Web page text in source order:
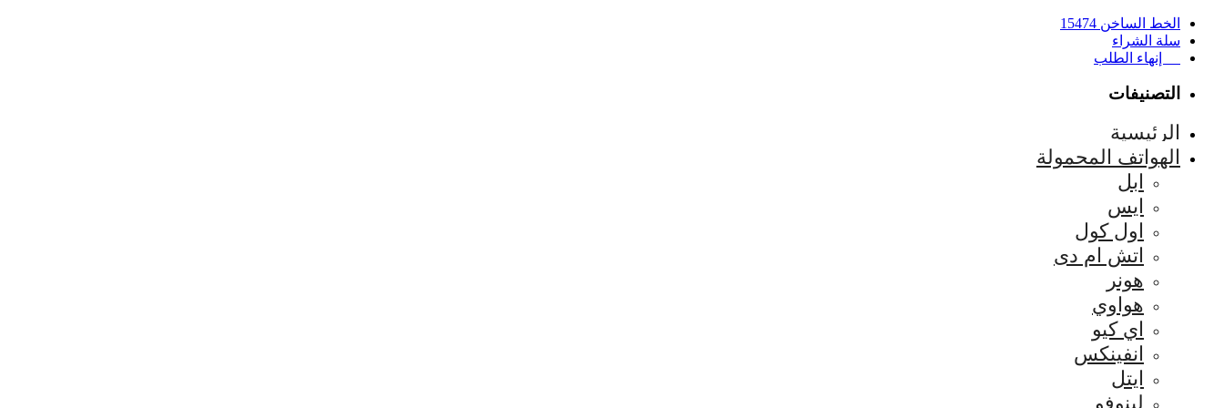
الخط الساخن 15474
سلة الشراء
إنهاء الطلب
التصنيفات
الرئيسية
الهواتف المحمولة
ابل
ايس
اول كول
اتش ام دى
هونر
هواوي
اي كيو
انفينكس
ايتل
لينوفو